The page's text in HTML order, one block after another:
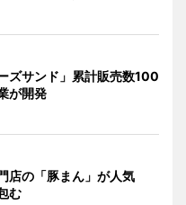
ズサンド」累計販売数100
が開発
店の「豚まん」が人気
む